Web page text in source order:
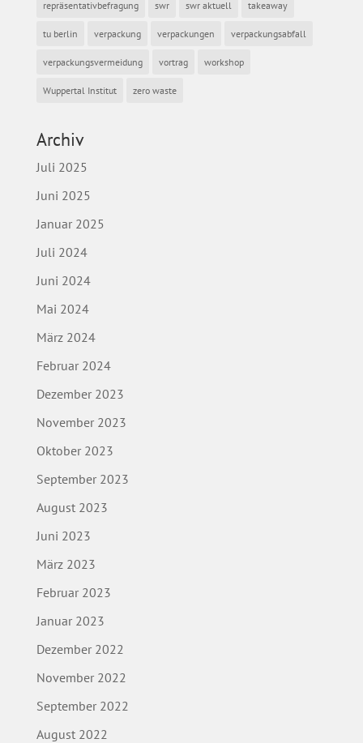
repräsentativbefragung swr swr aktuell takeaway
tu berlin verpackung verpackungen verpackungsabfall
verpackungsvermeidung vortrag workshop
Wuppertal Institut zero waste
Archiv
Juli 2025
Juni 2025
Januar 2025
Juli 2024
Juni 2024
Mai 2024
März 2024
Februar 2024
Dezember 2023
November 2023
Oktober 2023
September 2023
August 2023
Juni 2023
März 2023
Februar 2023
Januar 2023
Dezember 2022
November 2022
September 2022
August 2022